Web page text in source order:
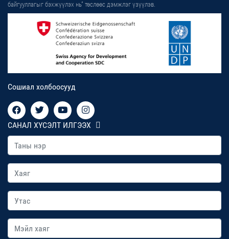
байгууллагыг бэхжүүлэх нь” төслөөс дэмжлэг үзүүлэв.
Сошиал холбоосууд
САНАЛ ХҮСЭЛТ ИЛГЭЭХ